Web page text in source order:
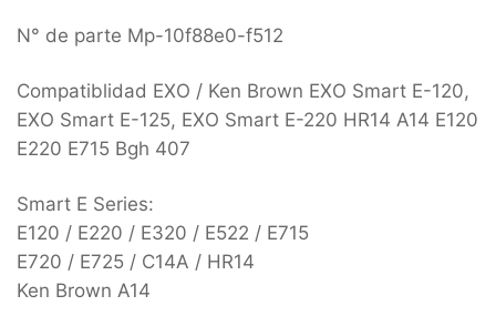
N° de parte Mp-10f88e0-f512
Compatiblidad EXO / Ken Brown EXO Smart E-120,
EXO Smart E-125, EXO Smart E-220 HR14 A14 E120
E220 E715 Bgh 407
Smart E Series:
E120 / E220 / E320 / E522 / E715
E720 / E725 / C14A / HR14
Ken Brown A14